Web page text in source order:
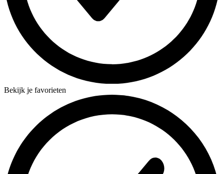
Bekijk je favorieten